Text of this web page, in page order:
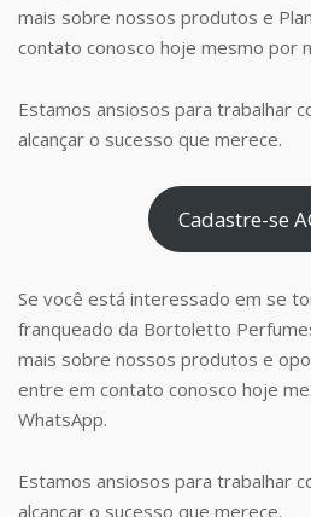
mais sobre nossos produtos e
contato conosco hoje mesmo por
Estamos ansiosos para trabalhar
alcançar o sucesso que merece.
Cadastre-se
Se você está interessado em se
franqueado da Bortoletto
mais sobre nossos produtos e
entre em contato conosco hoje
WhatsApp.
Estamos ansiosos para trabalhar
alcançar o sucesso que merece.